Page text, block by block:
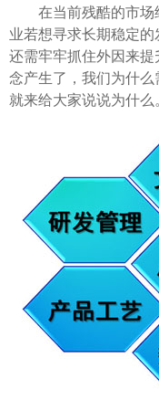
在当前残酷的市
业若想寻求长期稳定
还需牢牢抓住外因来
念产生了，我们为什
就来给大家说说为什么。